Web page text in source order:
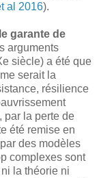
al 2016).
garante de
arguments
siècle) a été que
serait la
résilience
par la perte de
été remise en
des modèles
complexes sont
la théorie ni